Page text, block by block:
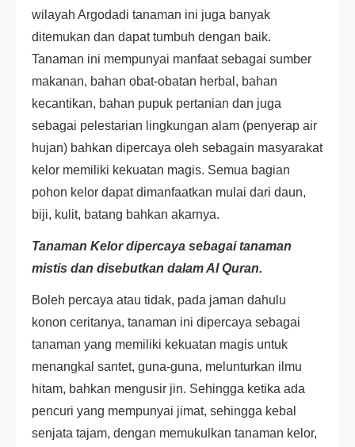
wilayah Argodadi tanaman ini juga banyak
ditemukan dan dapat tumbuh dengan baik.
Tanaman ini mempunyai manfaat sebagai sumber
makanan, bahan obat-obatan herbal, bahan
kecantikan, bahan pupuk pertanian dan juga
sebagai pelestarian lingkungan alam (penyerap air
hujan) bahkan dipercaya oleh sebagain masyarakat
kelor memiliki kekuatan magis. Semua bagian
pohon kelor dapat dimanfaatkan mulai dari daun,
biji, kulit, batang bahkan akarnya.
Tanaman Kelor dipercaya sebagai tanaman
mistis dan disebutkan dalam Al Quran.
Boleh percaya atau tidak, pada jaman dahulu
konon ceritanya, tanaman ini dipercaya sebagai
tanaman yang memiliki kekuatan magis untuk
menangkal santet, guna-guna, melunturkan ilmu
hitam, bahkan mengusir jin. Sehingga ketika ada
pencuri yang mempunyai jimat, sehingga kebal
senjata tajam, dengan memukulkan tanaman kelor,